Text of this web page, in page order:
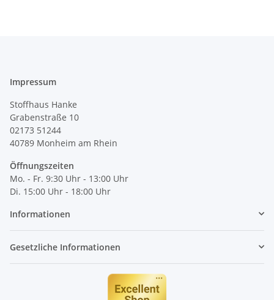
Impressum
Stoffhaus Hanke
Grabenstraße 10
02173 51244
40789 Monheim am Rhein
Öffnungszeiten
Mo. - Fr. 9:30 Uhr - 13:00 Uhr
Di. 15:00 Uhr - 18:00 Uhr
Informationen
Gesetzliche Informationen